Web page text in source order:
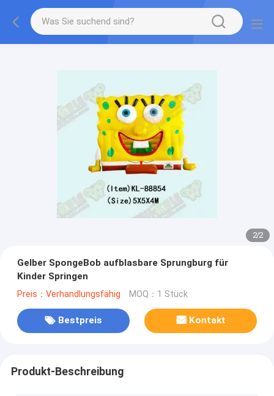
2/2
Gelber SpongeBob aufblasbare Sprungburg für
Kinder Springen
Preis：Verhandlungsfähig MOQ：1 Stück
Bestpreis Kontakt
Produkt-Beschreibung